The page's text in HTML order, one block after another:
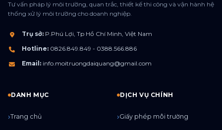
Tư vấn pháp lý môi trường, quan trắc, thiết kế thi công và vận hành hệ
thống xử lý môi trường cho doanh nghiệp.
Trụ sở: P.Phú Lợi, Tp Hồ Chí Minh, Việt Nam
Hotline: 0826.849.849 - 0388.566.886
Email: info.moitruongdaiquang@gmail.com
DANH MỤC
Trang chủ
DỊCH VỤ CHÍNH
Giấy phép môi trường